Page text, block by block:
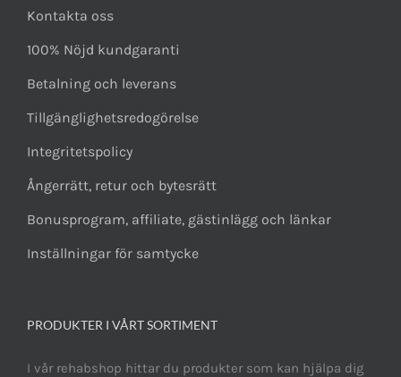
Kontakta oss
100% Nöjd kundgaranti
Betalning och leverans
Tillgänglighetsredogörelse
Integritetspolicy
Ångerrätt, retur och bytesrätt
Bonusprogram, affiliate, gästinlägg och länkar
Inställningar för samtycke
PRODUKTER I VÅRT SORTIMENT
I vår rehabshop hittar du produkter som kan hjälpa dig